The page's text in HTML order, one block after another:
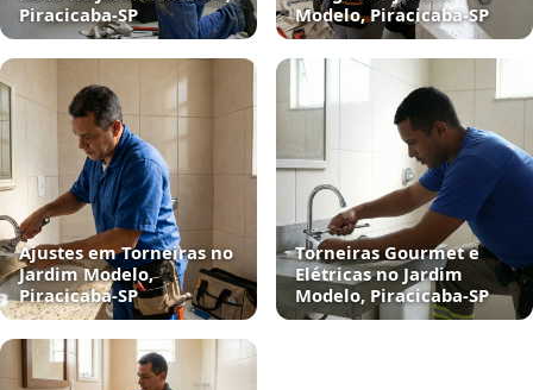
Piracicaba‑SP
Modelo, Piracicaba‑SP
Ajustes em Torneiras no
Jardim Modelo,
Piracicaba‑SP
Torneiras Gourmet e
Elétricas no Jardim
Modelo, Piracicaba‑SP